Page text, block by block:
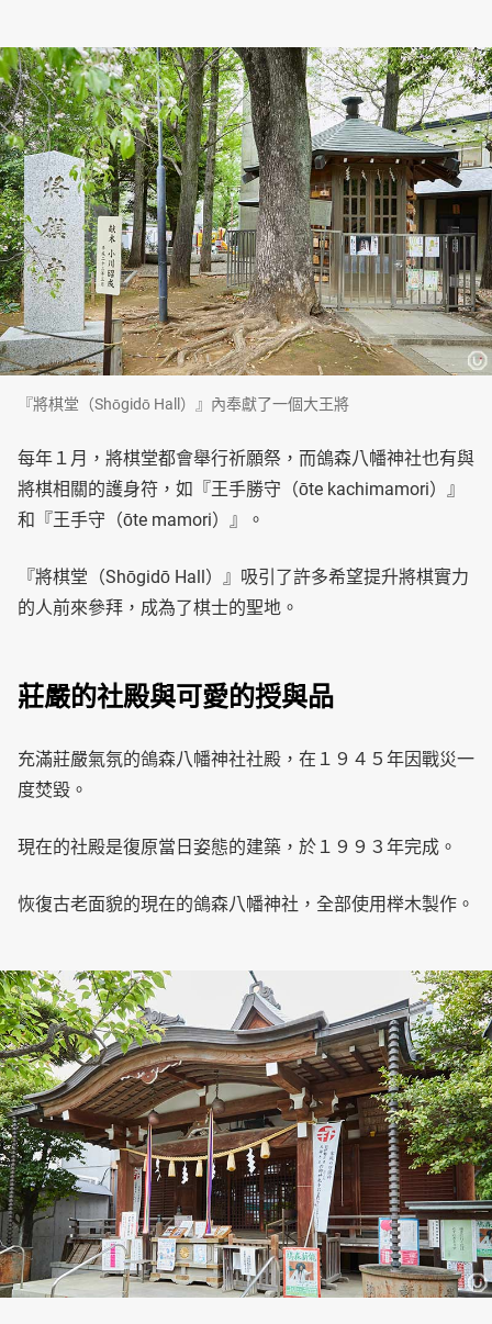
『將棋堂（Shōgidō Hall）』內奉獻了一個大王將
每年１月，將棋堂都會舉行祈願祭，而鴿森八幡神社也有與
將棋相關的護身符，如『王手勝守（ōte kachimamori）』
和『王手守（ōte mamori）』。
『將棋堂（Shōgidō Hall）』吸引了許多希望提升將棋實力
的人前來參拜，成為了棋士的聖地。
莊嚴的社殿與可愛的授與品
充滿莊嚴氣氛的鴿森八幡神社社殿，在１９４５年因戰災一
度焚毀。
現在的社殿是復原當日姿態的建築，於１９９３年完成。
恢復古老面貌的現在的鴿森八幡神社，全部使用榉木製作。